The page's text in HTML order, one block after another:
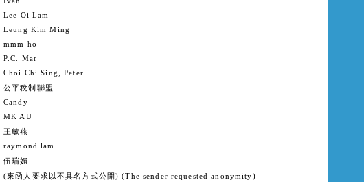
Lee Oi Lam
Leung Kim Ming
mmm ho
P.C. Mar
Choi Chi Sing, Peter
公平稅制聯盟
Candy
MK AU
王敏燕
raymond lam
伍瑞媚
(來函人要求以不具名方式公開) (The sender requested anonymity)